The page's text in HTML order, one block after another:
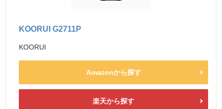
KOORUI G2711P
KOORUI
Amazonから探す
楽天から探す